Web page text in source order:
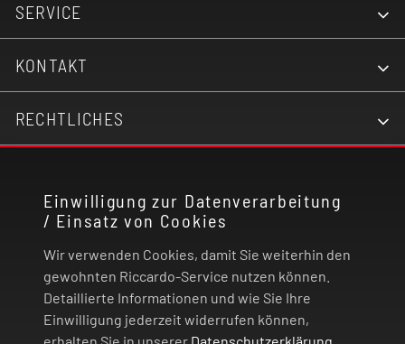
Einwilligung zur Datenverarbeitung
/ Einsatz von Cookies
Wir verwenden Cookies, damit Sie weiterhin den
gewohnten Riccardo-Service nutzen können.
Detaillierte Informationen und wie Sie Ihre
Einwilligung jederzeit widerrufen können,
SERVICE
KONTAKT
RECHTLICHES
VERTRAG WIDERRUFEN
© 2026 | Riccardo Onlinestore GmbH